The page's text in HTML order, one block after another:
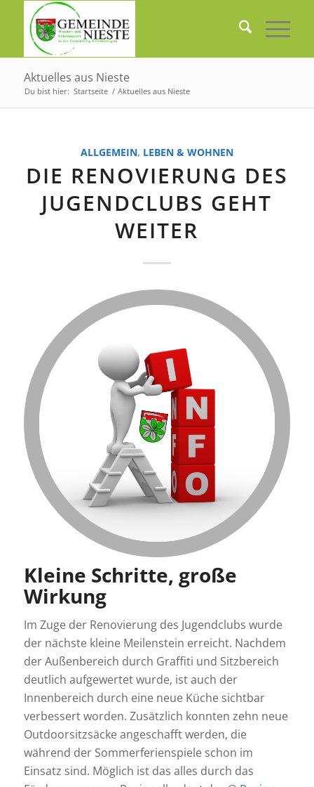
Aktuelles aus Nieste
Du bist hier: Startseite / Aktuelles aus Nieste
ALLGEMEIN, LEBEN & WOHNEN
DIE RENOVIERUNG DES
JUGENDCLUBS GEHT
WEITER
Kleine Schritte, große
Wirkung
Im Zuge der Renovierung des Jugendclubs wurde
der nächste kleine Meilenstein erreicht. Nachdem
der Außenbereich durch Graffiti und Sitzbereich
deutlich aufgewertet wurde, ist auch der
Innenbereich durch eine neue Küche sichtbar
verbessert worden. Zusätzlich konnten zehn neue
Outdoorsitzsäcke angeschafft werden, die
während der Sommerferienspiele schon im
Einsatz sind. Möglich ist das alles durch das